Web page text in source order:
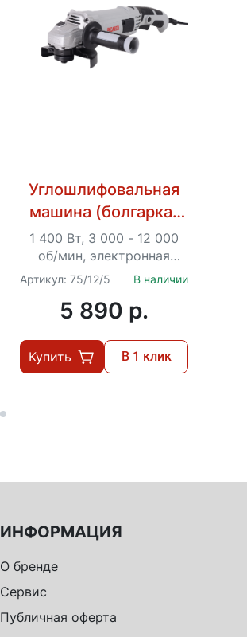
Углошлифовальная
машина (болгарка)
Ресанта
УШМ-125/1400Э
1 400 Вт, 3 000 - 12 000
об/мин, электронная
регулировка оборотов, Ø
диска - 125 мм, 2.6 кг
Артикул: 75/12/5 В наличии
5 890 p.
Купить В 1 клик
ИНФОРМАЦИЯ
О бренде
Сервис
Публичная оферта